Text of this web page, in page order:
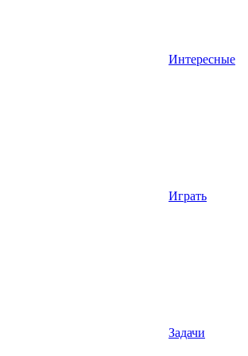
Интересные
Играть
Задачи